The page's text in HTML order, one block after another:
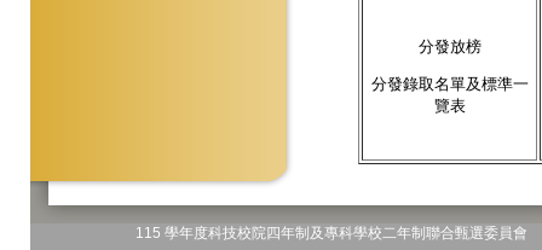
分發放榜
分發錄取名單及標準一
覽表
115 學年度科技校院四年制及專科學校二年制聯合甄選委員